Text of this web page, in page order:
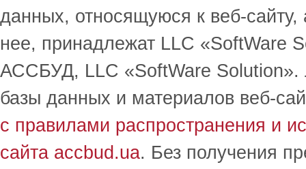
данных, относящуюся к веб-
нее, принадлежат LLC
АССБУД, LLC «SoftWare Solution».
базы данных и материалов веб-
с правилами распространения и
сайта accbud.ua. Без получения